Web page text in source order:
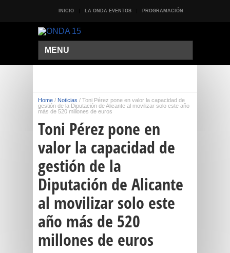
INICIO LA ONDA EVENTOS PROGRAMACIÓN
MENU
Home / Noticias / Toni Pérez pone en valor la capacidad de
gestión de la Diputación de Alicante al movilizar solo este año
más de 520 millones de euros
Toni Pérez pone en
valor la capacidad de
gestión de la
Diputación de Alicante
al movilizar solo este
año más de 520
millones de euros